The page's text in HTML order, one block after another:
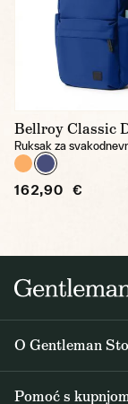
Bellroy Classic
Ruksak za
162,90 €
O Gentleman
Pomoć s